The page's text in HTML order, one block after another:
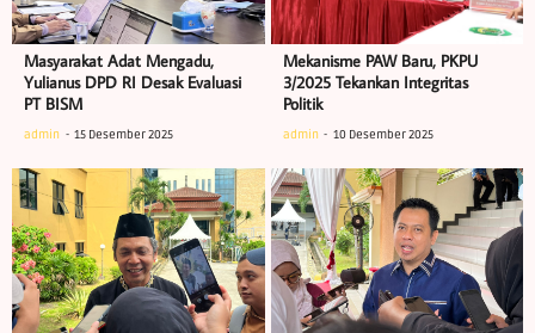
Masyarakat Adat Mengadu,
Yulianus DPD RI Desak Evaluasi
PT BISM
admin 15 Desember 2025
Mekanisme PAW Baru, PKPU
3/2025 Tekankan Integritas
Politik
admin 10 Desember 2025